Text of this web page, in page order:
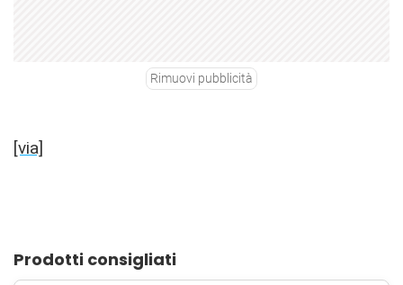
Rimuovi pubblicità
[via]
Prodotti consigliati